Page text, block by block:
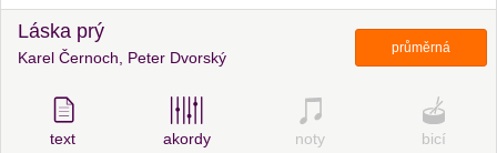
Láska prý
Karel Černoch, Peter Dvorský
průměrná
text akordy noty bicí